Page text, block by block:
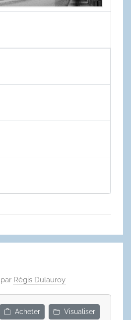
par Régis Dulauroy
Acheter Visualiser